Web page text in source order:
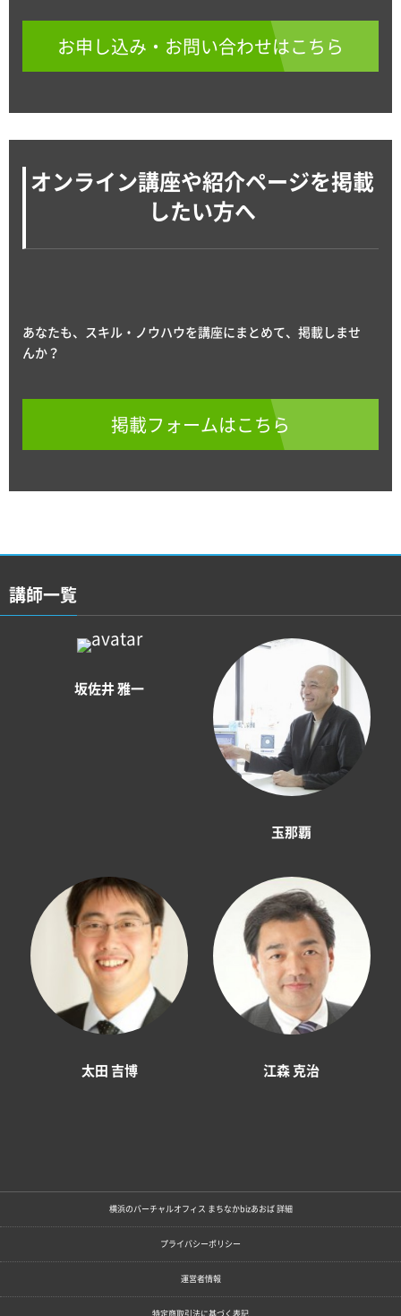
お申し込み・お問い合わせはこちら
オンライン講座や紹介ページを掲載
したい方へ
あなたも、スキル・ノウハウを講座にまとめて、掲載しませ
んか？
掲載フォームはこちら
講師一覧
坂佐井 雅一
玉那覇
太田 吉博 江森 克治
横浜のバーチャルオフィス まちなかbizあおば 詳細
プライバシーポリシー
運営者情報